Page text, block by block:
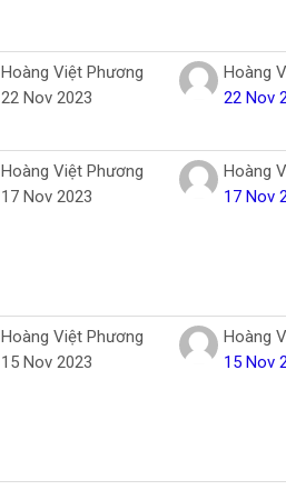
Hoàng Việt Phương
22 Nov 2023
Hoàng
22 Nov
Hoàng Việt Phương
17 Nov 2023
Hoàng
17 Nov
Hoàng Việt Phương
15 Nov 2023
Hoàng
15 Nov